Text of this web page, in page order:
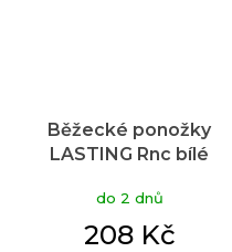
Běžecké ponožky
LASTING Rnc bílé
do 2 dnů
208 Kč